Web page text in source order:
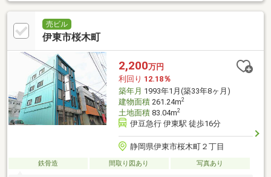
売ビル
伊東市桜木町
2,200万円
利回り 12.18％
築年月 1993年1月(築33年8ヶ月)
建物面積261.24m2
土地面積83.04m2
伊豆急行 伊東駅 徒歩16分
静岡県伊東市桜木町２丁目
鉄骨造 間取り図あり 写真あり